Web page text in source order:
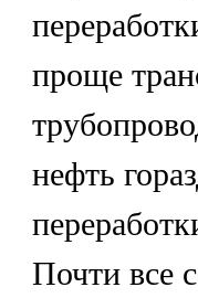
проще
нефть
Почти все